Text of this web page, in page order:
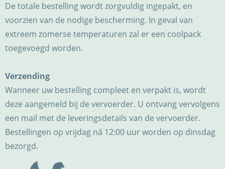
De totale bestelling wordt zorgvuldig ingepakt, en
voorzien van de nodige bescherming. In geval van
extreem zomerse temperaturen zal er een coolpack
toegevoegd worden.
Verzending
Wanneer uw bestelling compleet en verpakt is, wordt
deze aangemeld bij de vervoerder. U ontvang vervolgens
een mail met de leveringsdetails van de vervoerder.
Bestellingen op vrijdag ná 12:00 uur worden op dinsdag
bezorgd.